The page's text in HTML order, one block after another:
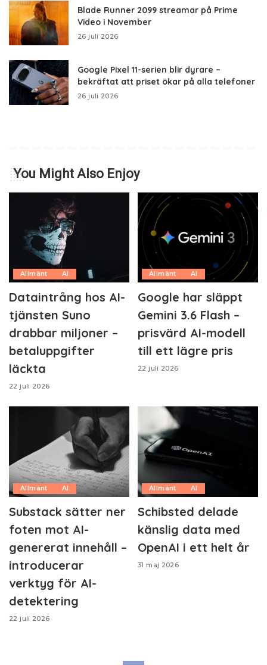
Blade Runner 2099 streamar på Prime
Video i November
26 juli 2026
Google Pixel 11-serien blir dyrare –
bekräftat att priset ökar på alla telefoner
26 juli 2026
You Might Also Enjoy
Allmänt AI
Dataintrång hos AI-
tjänsten Suno
drabbar miljoner –
betaluppgifter
läckta
22 juli 2026
Allmänt AI
Google har släppt
Gemini 3.6 Flash –
prisvärd AI-modell
till ett lägre pris
22 juli 2026
Allmänt AI
Substack sätter ner
foten mot AI-
genererat innehåll –
introducerar
verktyg för AI-
detektering
22 juli 2026
Allmänt AI
Schibsted delade
känslig data med
OpenAI i ett helt år
31 maj 2026